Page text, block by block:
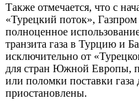
Также отмечается, что с
«Турецкий поток»,
полноценное
транзита газа в Турцию и
исключительно от
для стран Южной Европы,
или поломки поставки газа
приостановлены.